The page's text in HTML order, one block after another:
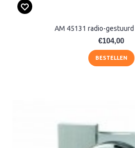
AM 45131 radio-
€104,00
BESTELLEN